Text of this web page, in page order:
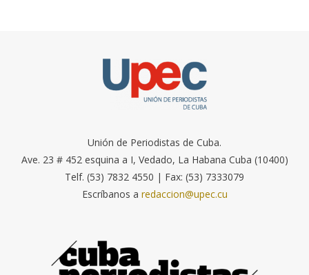
Unión de Periodistas de Cuba.
Ave. 23 # 452 esquina a I, Vedado, La Habana Cuba (10400)
Telf. (53) 7832 4550 | Fax: (53) 7333079
Escríbanos a redaccion@upec.cu